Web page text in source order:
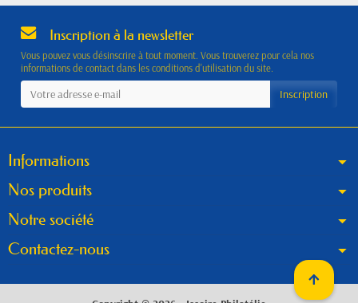
Inscription à la newsletter
Vous pouvez vous désinscrire à tout moment. Vous trouverez pour cela nos
informations de contact dans les conditions d'utilisation du site.
Informations
Nos produits
Notre société
Contactez-nous